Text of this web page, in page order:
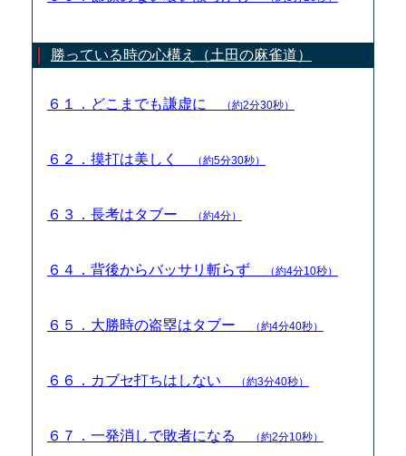
勝っている時の心構え（土田の麻雀道）
６１．どこまでも謙虚に （約2分30秒）
６２．摸打は美しく （約5分30秒）
６３．長考はタブー （約4分）
６４．背後からバッサリ斬らず （約4分10秒）
６５．大勝時の盗塁はタブー （約4分40秒）
６６．カブセ打ちはしない （約3分40秒）
６７．一発消しで敗者になる （約2分10秒）